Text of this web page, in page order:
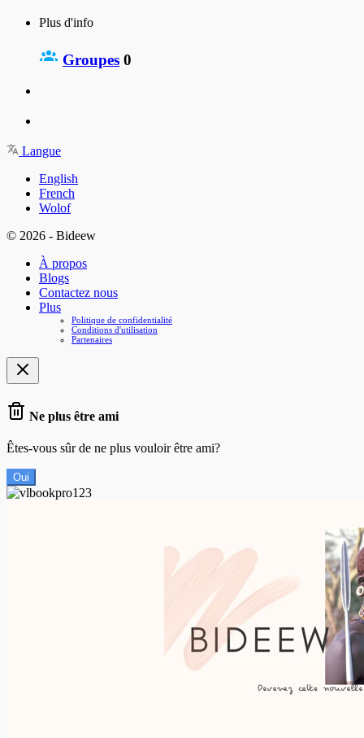
Plus d'info
Groupes 0
Langue
English
French
Wolof
© 2026 - Bideew
À propos
Blogs
Contactez nous
Plus
Politique de confidentialité
Conditions d'utilisation
Partenaires
Ne plus être ami
Êtes-vous sûr de ne plus vouloir être ami?
Oui